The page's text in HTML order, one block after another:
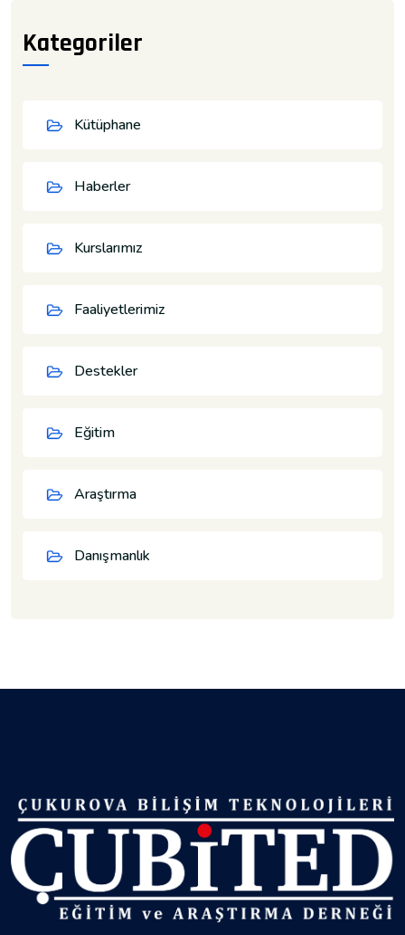
Kategoriler
Kütüphane
Haberler
Kurslarımız
Faaliyetlerimiz
Destekler
Eğitim
Araştırma
Danışmanlık